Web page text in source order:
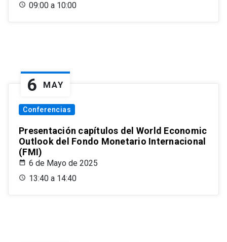
09:00 a 10:00
6 MAY
Conferencias
Presentación capítulos del World Economic
Outlook del Fondo Monetario Internacional
(FMI)
6 de Mayo de 2025
13:40 a 14:40